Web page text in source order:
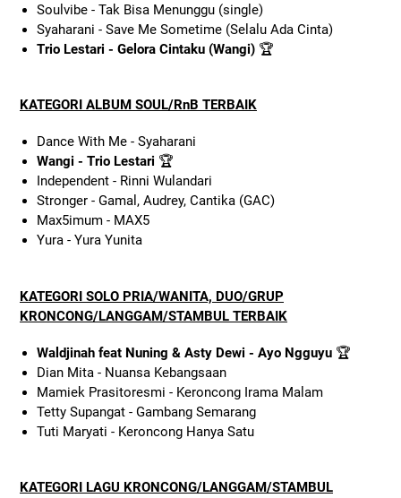
Soulvibe - Tak Bisa Menunggu (single)
Syaharani - Save Me Sometime (Selalu Ada Cinta)
Trio Lestari - Gelora Cintaku (Wangi)🏆
KATEGORI ALBUM SOUL/RnB TERBAIK
Dance With Me - Syaharani
Wangi - Trio Lestari 🏆
Independent - Rinni Wulandari
Stronger - Gamal, Audrey, Cantika (GAC)
Max5imum - MAX5
Yura - Yura Yunita
KATEGORI SOLO PRIA/WANITA, DUO/GRUP
KRONCONG/LANGGAM/STAMBUL TERBAIK
Waldjinah feat Nuning & Asty Dewi - Ayo Ngguyu🏆
Dian Mita - Nuansa Kebangsaan
Mamiek Prasitoresmi - Keroncong Irama Malam
Tetty Supangat - Gambang Semarang
Tuti Maryati - Keroncong Hanya Satu
KATEGORI LAGU KRONCONG/LANGGAM/STAMBUL